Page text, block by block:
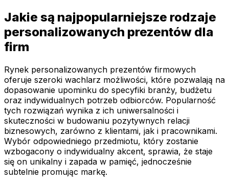
Jakie są najpopularniejsze rodzaje
personalizowanych prezentów dla
firm
Rynek personalizowanych prezentów firmowych
oferuje szeroki wachlarz możliwości, które pozwalają na
dopasowanie upominku do specyfiki branży, budżetu
oraz indywidualnych potrzeb odbiorców. Popularność
tych rozwiązań wynika z ich uniwersalności i
skuteczności w budowaniu pozytywnych relacji
biznesowych, zarówno z klientami, jak i pracownikami.
Wybór odpowiedniego przedmiotu, który zostanie
wzbogacony o indywidualny akcent, sprawia, że staje
się on unikalny i zapada w pamięć, jednocześnie
subtelnie promując markę.